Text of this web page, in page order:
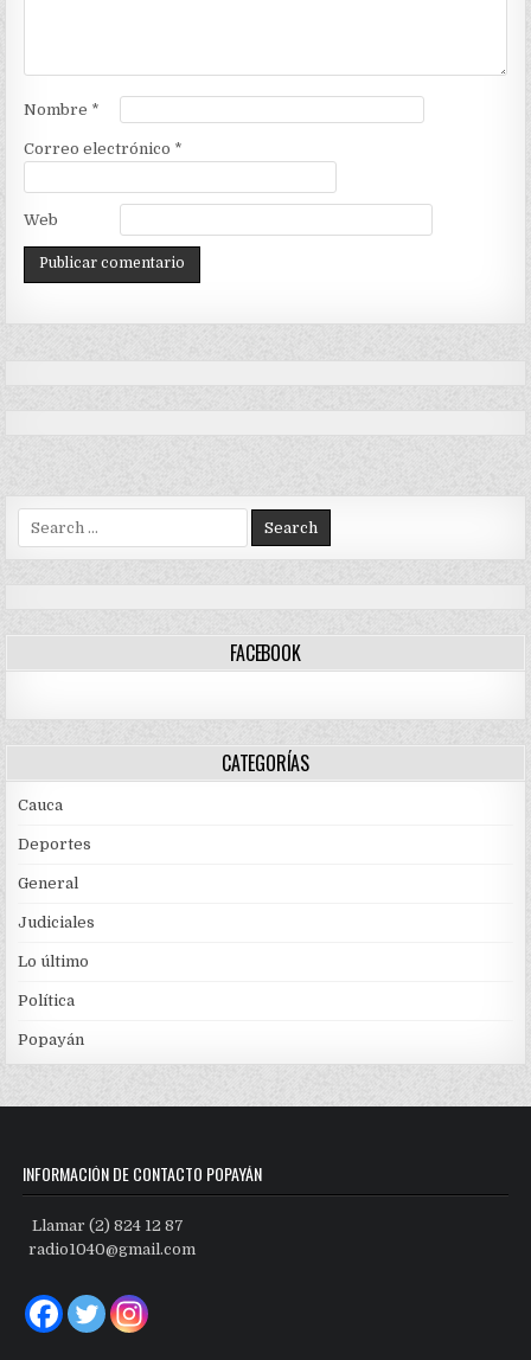
Nombre *
Correo electrónico *
Web
Search
for:
FACEBOOK
CATEGORÍAS
Cauca
Deportes
General
Judiciales
Lo último
Política
Popayán
INFORMACIÓN DE CONTACTO POPAYÁN
Llamar (2) 824 12 87
radio1040@gmail.com